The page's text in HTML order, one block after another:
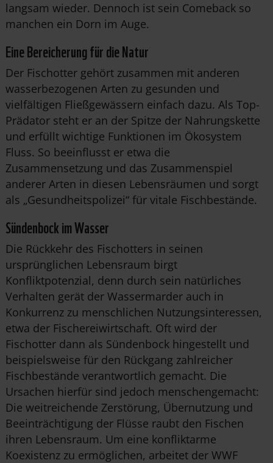
langsam wieder. Dennoch ist sein Comeback so
manchen ein Dorn im Auge.
Eine Bereicherung für die Natur
Der Fischotter gehört zusammen mit anderen
wasserbezogenen Arten zu gesunden und
vielfältigen Fließgewässern einfach dazu. Als Top-
Prädator steht er an der Spitze der Nahrungskette
und erfüllt wichtige Funktionen im Ökosystem
Fluss. So beeinflusst er etwa die
Zusammensetzung und das Zusammenspiel
anderer Arten in diesen Lebensräumen und sorgt
als „Gesundheitspolizei“ für vitale Fischbestände.
Sündenbock im Wasser
Die Rückkehr des Fischotters in seinen
ursprünglichen Lebensraum birgt
Konfliktpotenzial, denn durch sein natürliches
Verhalten gerät der Wassermarder auch in
Konkurrenz zu menschlichen Nutzungsinteressen,
etwa der Fischereiwirtschaft. Oft wird der
Fischotter dann als Sündenbock hingestellt und
beispielsweise für den Rückgang zahlreicher
Fischbestände verantwortlich gemacht. Die
Ursachen hierfür sind jedoch menschengemacht:
Die weitreichende Zerstörung, Übernutzung und
Beeinträchtigung der Flüsse raubt den Fischen
ihren Lebensraum. Um eine konfliktarme
Koexistenz zu ermöglichen, arbeitet der WWF